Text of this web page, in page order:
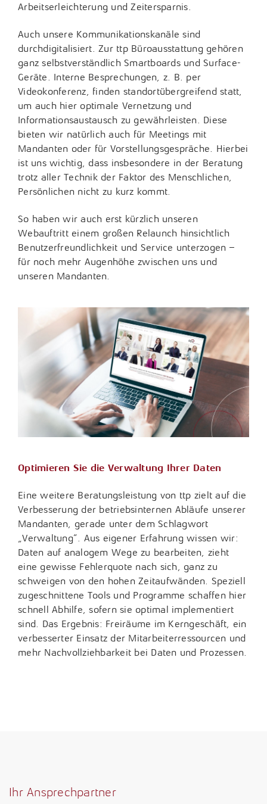
Arbeitserleichterung und Zeitersparnis.
Auch unsere Kommunikationskanäle sind
durchdigitalisiert. Zur ttp Büroausstattung gehören
ganz selbstverständlich Smartboards und Surface-
Geräte. Interne Besprechungen, z. B. per
Videokonferenz, finden standortübergreifend statt,
um auch hier optimale Vernetzung und
Informationsaustausch zu gewährleisten. Diese
bieten wir natürlich auch für Meetings mit
Mandanten oder für Vorstellungsgespräche. Hierbei
ist uns wichtig, dass insbesondere in der Beratung
trotz aller Technik der Faktor des Menschlichen,
Persönlichen nicht zu kurz kommt.
So haben wir auch erst kürzlich unseren
Webauftritt einem großen Relaunch hinsichtlich
Benutzerfreundlichkeit und Service unterzogen –
für noch mehr Augenhöhe zwischen uns und
unseren Mandanten.
Optimieren Sie die Verwaltung Ihrer Daten
Eine weitere Beratungsleistung von ttp zielt auf die
Verbesserung der betriebsinternen Abläufe unserer
Mandanten, gerade unter dem Schlagwort
„Verwaltung“. Aus eigener Erfahrung wissen wir:
Daten auf analogem Wege zu bearbeiten, zieht
eine gewisse Fehlerquote nach sich, ganz zu
schweigen von den hohen Zeitaufwänden. Speziell
zugeschnittene Tools und Programme schaffen hier
schnell Abhilfe, sofern sie optimal implementiert
sind. Das Ergebnis: Freiräume im Kerngeschäft, ein
verbesserter Einsatz der Mitarbeiterressourcen und
mehr Nachvollziehbarkeit bei Daten und Prozessen.
Ihr Ansprechpartner